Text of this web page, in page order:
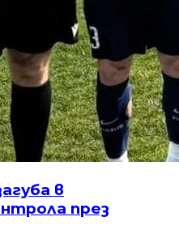
в
през